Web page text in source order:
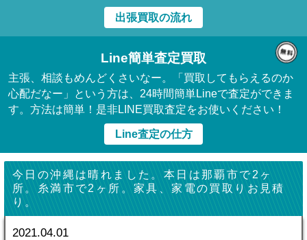
出張買取の流れ
Line簡単査定買取
主張、相談もめんどくさいなー。「買取してもらえるのか
心配だなー」という方は、24時間簡単Lineで査定ができま
す。方法は簡単！是非LINE買取査定をお使いください！
Line査定の仕方
今日の沖縄は晴れました。本日は那覇市で2ヶ
所。糸満市で2ヶ所。家具、家電の買取りお見積
り。
2021.04.01